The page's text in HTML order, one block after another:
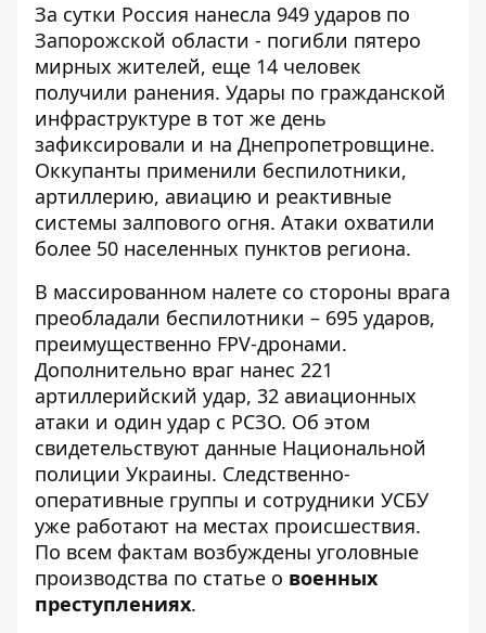
За сутки Россия нанесла 949 ударов по
Запорожской области - погибли пятеро
мирных жителей, еще 14 человек
получили ранения. Удары по гражданской
инфраструктуре в тот же день
зафиксировали и на Днепропетровщине.
Оккупанты применили беспилотники,
артиллерию, авиацию и реактивные
системы залпового огня. Атаки охватили
более 50 населенных пунктов региона.
В массированном налете со стороны врага
преобладали беспилотники – 695 ударов,
преимущественно FPV-дронами.
Дополнительно враг нанес 221
артиллерийский удар, 32 авиационных
атаки и один удар с РСЗО. Об этом
свидетельствуют данные Национальной
полиции Украины. Следственно-
оперативные группы и сотрудники УСБУ
уже работают на местах происшествия.
По всем фактам возбуждены уголовные
производства по статье о военных
преступлениях.